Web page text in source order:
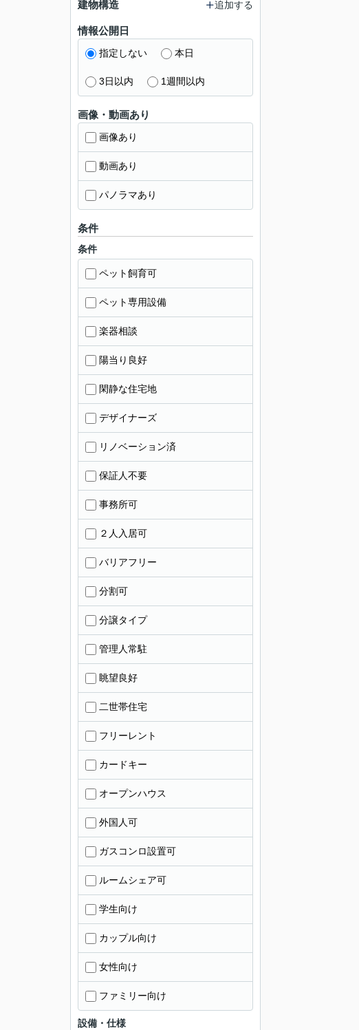
建物構造 追加する
情報公開日
指定しない 本日
3日以内 1週間以内
画像・動画あり
画像あり
動画あり
パノラマあり
条件
条件
ペット飼育可
ペット専用設備
楽器相談
陽当り良好
閑静な住宅地
デザイナーズ
リノベーション済
保証人不要
事務所可
２人入居可
バリアフリー
分割可
分譲タイプ
管理人常駐
眺望良好
二世帯住宅
フリーレント
カードキー
オープンハウス
外国人可
ガスコンロ設置可
ルームシェア可
学生向け
カップル向け
女性向け
ファミリー向け
設備・仕様